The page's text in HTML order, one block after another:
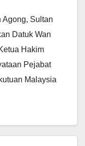
Agong, Sultan
Datuk Wan
Hakim
Pejabat
Malaysia